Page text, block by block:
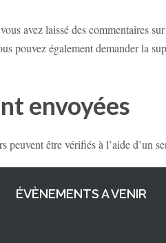
avez laissé des commentaires
pouvez également demander la
envoyées
peuvent être vérifiés à l’aide d’un
ÉVÈNEMENTS A VENIR